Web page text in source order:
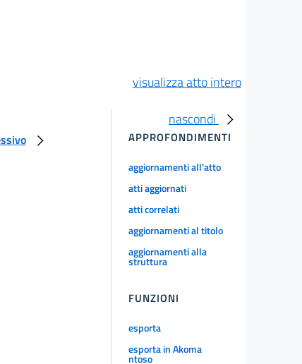
visualizza atto intero
nascondi
APPROFONDIMENTI
aggiornamenti all'atto
atti aggiornati
atti correlati
aggiornamenti al titolo
aggiornamenti alla
struttura
FUNZIONI
esporta
esporta in Akoma
ntoso